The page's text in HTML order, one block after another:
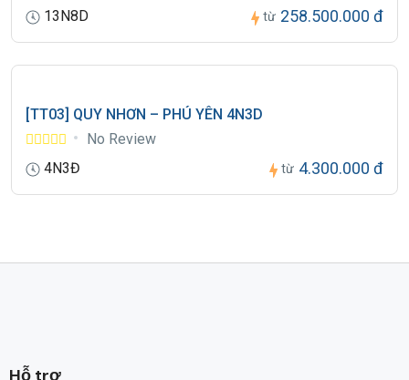
13N8D
từ 258.500.000 đ
[TT03] QUY NHƠN – PHÚ YÊN 4N3D
No Review
4N3Đ
từ 4.300.000 đ
Hỗ trợ